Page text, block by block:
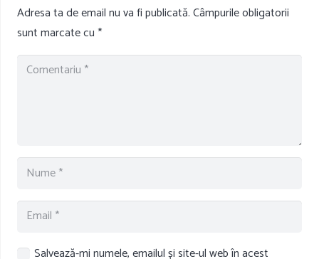
Adresa ta de email nu va fi publicată.Câmpurile obligatorii
sunt marcate cu *
Salvează-mi numele, emailul și site-ul web în acest